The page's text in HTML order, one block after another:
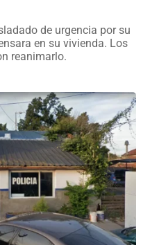
de urgencia por su
en su vivienda. Los
reanimarlo.